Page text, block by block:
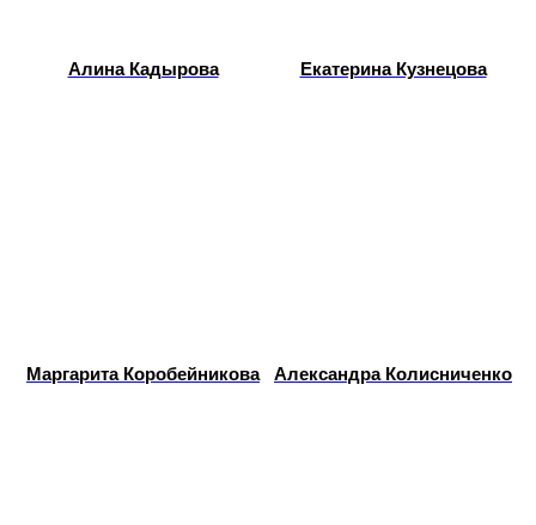
Алина Кадырова Екатерина Кузнецова
Маргарита Коробейникова Александра Колисниченко